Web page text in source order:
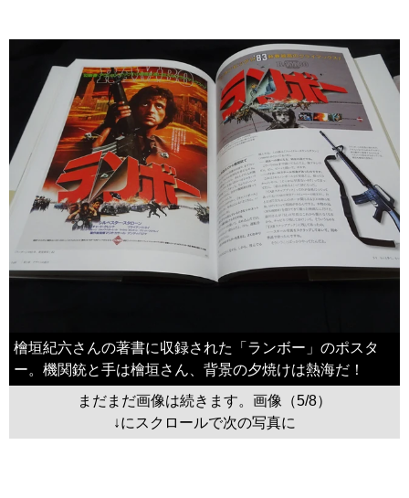
檜垣紀六さんの著書に収録された「ランボー」のポスタ
ー。機関銃と手は檜垣さん、背景の夕焼けは熱海だ！
まだまだ画像は続きます。画像（5/8）
↓にスクロールで次の写真に